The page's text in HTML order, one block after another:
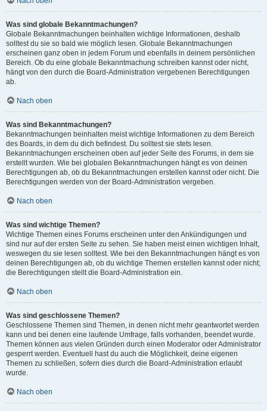
Was sind globale Bekanntmachungen?
Globale Bekanntmachungen beinhalten wichtige Informationen, deshalb
solltest du sie so bald wie möglich lesen. Globale Bekanntmachungen
erscheinen ganz oben in jedem Forum und ebenfalls in deinem persönlichen
Bereich. Ob du eine globale Bekanntmachung schreiben kannst oder nicht,
hängt von den durch die Board-Administration vergebenen Berechtigungen
ab.
Nach oben
Was sind Bekanntmachungen?
Bekanntmachungen beinhalten meist wichtige Informationen zu dem Bereich
des Boards, in dem du dich befindest. Du solltest sie stets lesen.
Bekanntmachungen erscheinen oben auf jeder Seite des Forums, in dem sie
erstellt wurden. Wie bei globalen Bekanntmachungen hängt es von deinen
Berechtigungen ab, ob du Bekanntmachungen erstellen kannst oder nicht. Die
Berechtigungen werden von der Board-Administration vergeben.
Nach oben
Was sind wichtige Themen?
Wichtige Themen eines Forums erscheinen unter den Ankündigungen und
sind nur auf der ersten Seite zu sehen. Sie haben meist einen wichtigen Inhalt,
weswegen du sie lesen solltest. Wie bei den Bekanntmachungen hängt es von
deinen Berechtigungen ab, ob du wichtige Themen erstellen kannst oder nicht;
die Berechtigungen stellt die Board-Administration ein.
Nach oben
Was sind geschlossene Themen?
Geschlossene Themen sind Themen, in denen nicht mehr geantwortet werden
kann und bei denen eine laufende Umfrage, falls vorhanden, beendet wurde.
Themen können aus vielen Gründen durch einen Moderator oder Administrator
gesperrt werden. Eventuell hast du auch die Möglichkeit, deine eigenen
Themen zu schließen, sofern dies durch die Board-Administration erlaubt
wurde.
Nach oben